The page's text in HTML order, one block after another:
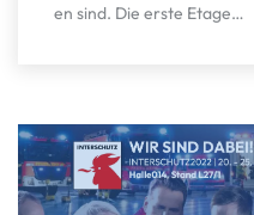
en sind. Die erste Etage…